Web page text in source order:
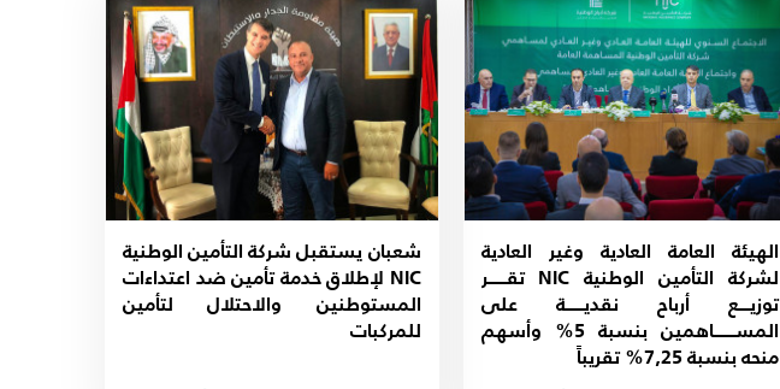
الهيئة العامة العادية وغير العادية
لشركة التأمين الوطنية NIC تقـــــر
توزيـــع أرباح نقديـــــة على
المســــــاهمين بنسبة 5% وأسهم
منحه بنسبة 7,25% تقريباً
شعبان يستقبل شركة التأمين الوطنية
NIC لإطلاق خدمة تأمين ضد اعتداءات
المستوطنين والاحتلال لتأمين
للمركبات